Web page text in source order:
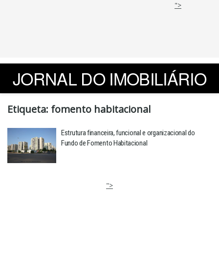
">
JORNAL DO IMOBILIÁRIO
Etiqueta: fomento habitacional
Estrutura financeira, funcional e organizacional do
Fundo de Fomento Habitacional
">